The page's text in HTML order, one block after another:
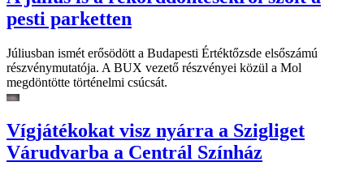
pesti parketten
Júliusban ismét erősödött a Budapesti Értéktőzsde elsőszámú
részvénymutatója. A BUX vezető részvényei közül a Mol
megdöntötte történelmi csúcsát.
Vígjátékokat visz nyárra a Szigliget
Várudvarba a Centrál Színház